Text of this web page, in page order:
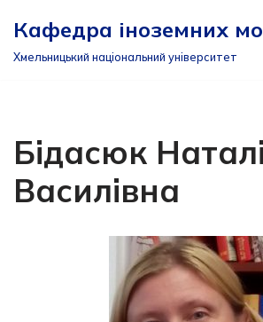
Перейти
Кафедра іноземних
Хмельницький національний університет
Бідасюк
Василівна